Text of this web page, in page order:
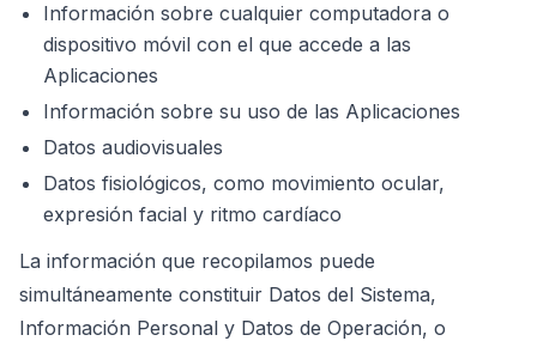
Información sobre cualquier computadora o
dispositivo móvil con el que accede a las
Aplicaciones
Información sobre su uso de las Aplicaciones
Datos audiovisuales
Datos fisiológicos, como movimiento ocular,
expresión facial y ritmo cardíaco
La información que recopilamos puede
simultáneamente constituir Datos del Sistema,
Información Personal y Datos de Operación, o